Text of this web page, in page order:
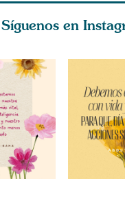
Síguenos en